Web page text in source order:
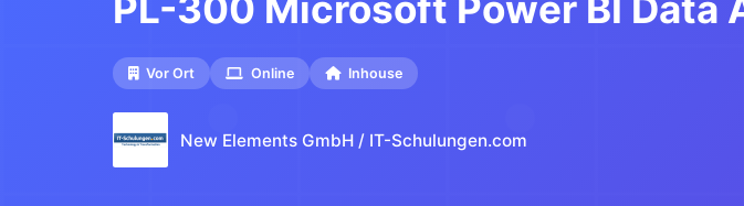
PL-300 Microsoft Power BI
Vor Ort Online Inhouse
New Elements GmbH / IT-Schulungen.com